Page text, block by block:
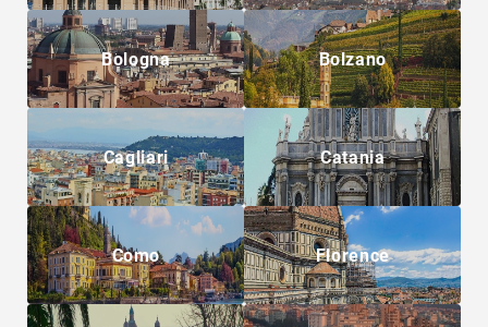
Bologna Bolzano
Cagliari Catania
Como Florence